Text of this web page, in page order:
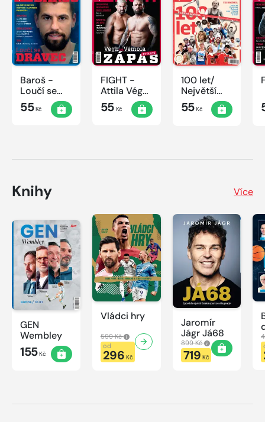
Baroš -
Loučí se
dravec
55Kč
FIGHT -
Attila Végh
vs. Karlos
Vémola
55Kč
100 let/
Největší
okamžiky
českého
55Kč
Knihy Více
GEN
Wembley
155Kč
Vládci hry
599 Kč
od
296 Kč
Jaromír
Jágr Já68
899 Kč
719 Kč